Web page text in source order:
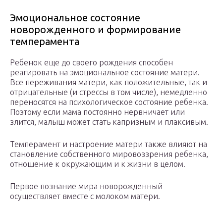
Эмоциональное состояние
новорожденного и формирование
темперамента
Ребенок еще до своего рождения способен
реагировать на эмоциональное состояние матери.
Все переживания матери, как положительные, так и
отрицательные (и стрессы в том числе), немедленно
переносятся на психологическое состояние ребенка.
Поэтому если мама постоянно нервничает или
злится, малыш может стать капризным и плаксивым.
Темперамент и настроение матери также влияют на
становление собственного мировоззрения ребенка,
отношение к окружающим и к жизни в целом.
Первое познание мира новорожденный
осуществляет вместе с молоком матери.